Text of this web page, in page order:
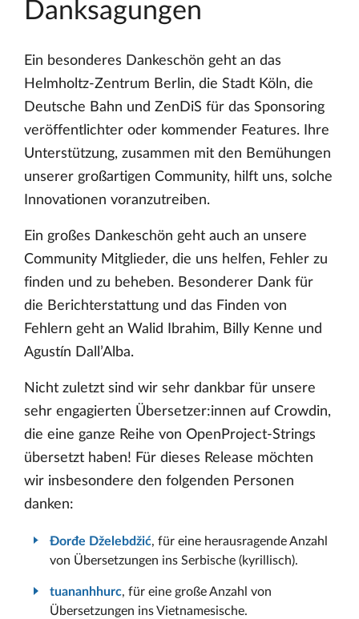
Danksagungen
Ein besonderes Dankeschön geht an das
Helmholtz-Zentrum Berlin, die Stadt Köln, die
Deutsche Bahn und ZenDiS für das Sponsoring
veröffentlichter oder kommender Features. Ihre
Unterstützung, zusammen mit den Bemühungen
unserer großartigen Community, hilft uns, solche
Innovationen voranzutreiben.
Ein großes Dankeschön geht auch an unsere
Community Mitglieder, die uns helfen, Fehler zu
finden und zu beheben. Besonderer Dank für
die Berichterstattung und das Finden von
Fehlern geht an Walid Ibrahim, Billy Kenne und
Agustín Dall’Alba.
Nicht zuletzt sind wir sehr dankbar für unsere
sehr engagierten Übersetzer:innen auf Crowdin,
die eine ganze Reihe von OpenProject-Strings
übersetzt haben! Für dieses Release möchten
wir insbesondere den folgenden Personen
danken:
Đorđe Dželebdžić, für eine herausragende Anzahl
von Übersetzungen ins Serbische (kyrillisch).
tuananhhurc, für eine große Anzahl von
Übersetzungen ins Vietnamesische.